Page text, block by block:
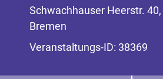
Schwachhauser Heerstr.
Bremen
Veranstaltungs-ID: 38369